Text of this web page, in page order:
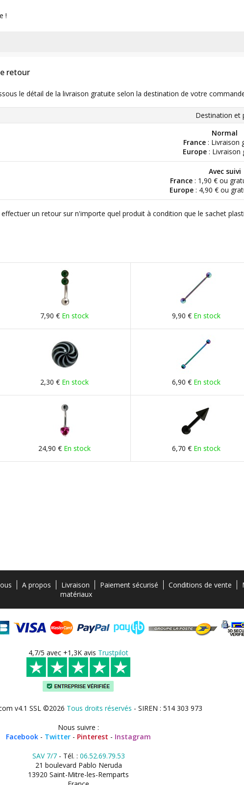
!
retour
le détail de la livraison gratuite selon la destination de votre
Destination et
Normal
France : Livraison
Europe: Livraison
Avec suivi
France : 1,90 € ou
Europe: 4,90 € ou
un retour sur n'importe quel produit à condition que le sachet
7,90 € En stock 9,90 € En stock
2,30 € En stock 6,90 € En stock
24,90 € En stock 6,70 € En stock
A propos Livraison Paiement sécurisé Conditions de vente
matériaux
4,7/5 avec +1,3K avis Trustpilot
v4.1 SSL ©2026 Tous droits réservés - SIREN : 514 303 973
Nous suivre :
Facebook - Twitter - Pinterest - Instagram
SAV 7/7- Tél. : 06.52.69.79.53
21 boulevard Pablo Neruda
13920 Saint-Mitre-les-Remparts